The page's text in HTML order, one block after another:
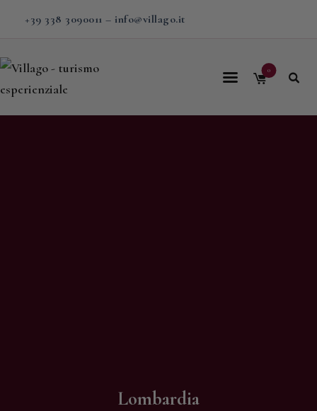
+39 338 3090011 – info@villago.it
0
Lombardia
Home